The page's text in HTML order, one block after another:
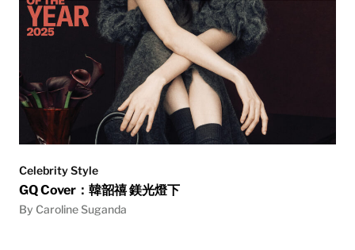
Celebrity Style
GQ Cover：韓韶禧 鎂光燈下
By Caroline Suganda